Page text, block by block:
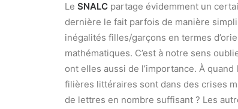
Le SNALC partage évidemment un
dernière le fait parfois de manière
inégalités filles/garçons en termes
mathématiques. C’est à notre sens
ont elles aussi de l’importance. À
filières littéraires sont dans des crises
de lettres en nombre suffisant ? Les